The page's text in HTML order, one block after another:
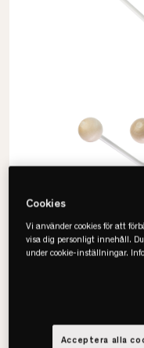
Bill S
Cookies
Vi använder cookies för att
visa dig personligt innehåll.
under cookie-inställningar.
Acceptera alla